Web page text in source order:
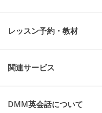
レッスン予約・教材
関連サービス
DMM英会話について